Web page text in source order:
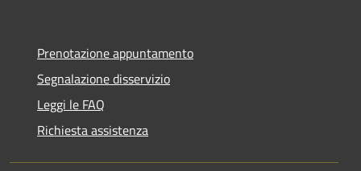
Prenotazione appuntamento
Segnalazione disservizio
Leggi le FAQ
Richiesta assistenza